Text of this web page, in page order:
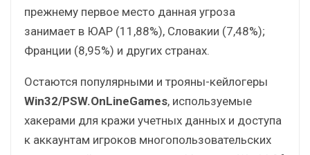
прежнему первое место данная угроза
занимает в ЮАР (11,88%), Словакии (7,48%);
Франции (8,95%) и других странах.
Остаются популярными и трояны-кейлогеры
Win32/PSW.OnLineGames, используемые
хакерами для кражи учетных данных и доступа
к аккаунтам игроков многопользовательских